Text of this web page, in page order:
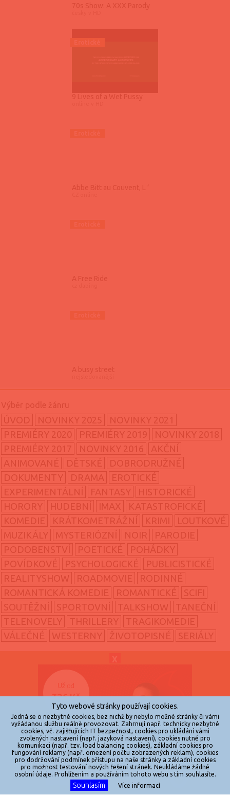
ÚVOD NOVINKY 2025
NOVINKY 2021
PREMIÉRY 2020
PREMIÉRY 2019
NOVINKY 2018
PREMIÉRY 2017
NOVINKY 2016
AKČNÍ
ANIMOVANÉ
DĚTSKÉ
DOBRODRUŽNÉ
DOKUMENTY
DRAMA
EROTICKÉ
EXPERIMENTÁLNÍ
FANTASY
HISTORICKÉ
HORORY
HUDEBNÍ IMAX
KATASTROFICKÉ
KOMEDIE
KRÁTKOMETRÁŽNÍ KRIMI
LOUTKOVÉ
MUZIKÁLY
MYSTERIÓZNÍ NOIR
PARODIE
PODOBENSTVÍ
POETICKÉ
POHÁDKY
POVÍDKOVÉ
PSYCHOLOGICKÉ
PUBLICISTICKÉ
REALITYSHOW
ROADMOVIE
RODINNÉ
ROMANTICKÁ KOMEDIE
ROMANTICKÉ
SCIFI
SOUTĚŽNÍ
SPORTOVNÍ TALKSHOW
TANEČNÍ
TELENOVELY
THRILLERY
TRAGIKOMEDIE
VÁLEČNÉ
WESTERNY ŽIVOTOPISNÉ SERIÁLY
Všechna práva vyhrazena.
Powered by
Reklama
Sítě
Redakce
Jakékoliv užití obsahu je bez souhlasu provozovatele zakázáno.
Tyto webové stránky používají cookies.
Jedná se o nezbytné cookies, bez nichž by nebylo možné stránky či vámi
vyžádanou službu reálně provozovat. Zahrnují např. technicky nezbytné
cookies, vč. zajišťujících IT bezpečnost, cookies pro ukládání vámi
zvolených nastavení (např. jazyková nastavení), cookies nutné pro
komunikaci (např. tzv. load balancing cookies), základní cookies pro
fungování reklamy (např. omezení počtu zobrazených reklam), cookies
pro dodržování podmínek přístupu na naše stránky a základní cookies
pro možnost testování nových řešení stránek. Neukládáme žádné
osobní údaje. Prohlížením a používáním tohoto webu s tím souhlasíte.
Souhlasím Více informací